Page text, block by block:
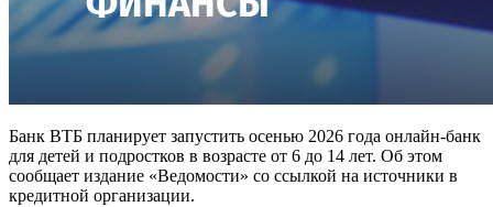
Банк ВТБ планирует запустить осенью 2026 года онлайн-банк
для детей и подростков в возрасте от 6 до 14 лет. Об этом
сообщает издание «Ведомости» со ссылкой на источники в
кредитной организации.